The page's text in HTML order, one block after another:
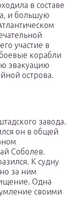
в составе
и большую
участие в
корабли
эвакуацию
острова.
завода.
он в общей
Соболев.
К судну
за ним
Одна
своими